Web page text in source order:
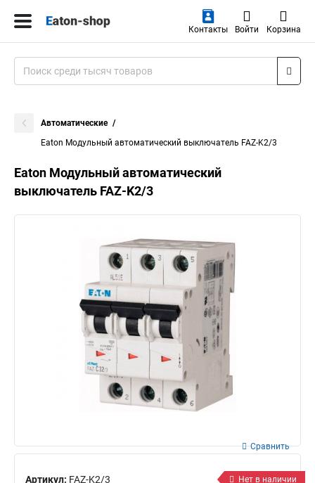
Контакты Войти Корзина
Автоматические
Eaton Модульный автоматический выключатель FAZ-K2/3
Eaton Модульный автоматический
выключатель FAZ-K2/3
Артикул: FAZ-K2/3
Сравнить
Нет в наличии